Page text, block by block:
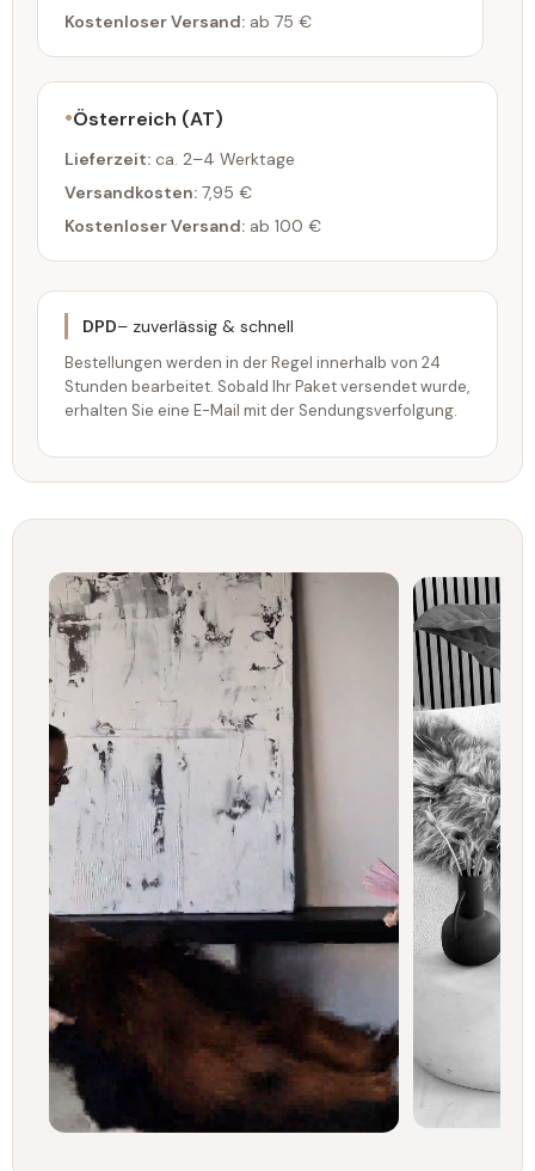
Kostenloser Versand: ab 75 €
Österreich (AT)
Lieferzeit: ca. 2–4 Werktage
Versandkosten: 7,95 €
Kostenloser Versand: ab 100 €
DPD– zuverlässig & schnell
Bestellungen werden in der Regel innerhalb von 24
Stunden bearbeitet. Sobald Ihr Paket versendet wurde,
erhalten Sie eine E-Mail mit der Sendungsverfolgung.